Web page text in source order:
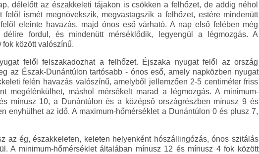
délelőtt az északkeleti tájakon is csökken a felhőzet, de addig néhol
ismét megnövekszik, megvastagszik a felhőzet, estére mindenütt
eleinte havazás, majd ónos eső várható. A nap első felében még
fordul, és mindenütt mérséklődik, legyengül a légmozgás. A
között valószínű.
felől felszakadozhat a felhőzet. Éjszaka nyugat felől az ország
az Észak-Dunántúlon tartósabb - ónos eső, amely napközben nyugat
felén havazás valószínű, amelyből jellemzően 2-5 centiméter friss
megélénkülhet, máshol mérsékelt marad a légmozgás. A minimum-
mínusz 10, a Dunántúlon és a középső országrészben mínusz 9 és
enyhülhet az idő. A maximum-hőmérséklet a Dunántúlon 0 és plusz 7,
az ég, északkeleten, keleten helyenként hószállingózás, ónos szitálás
A minimum-hőmérséklet általában mínusz 12 és mínusz 4 fok között